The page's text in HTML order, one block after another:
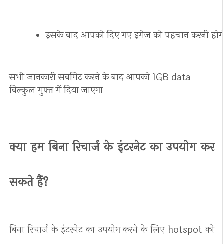
इसके बाद आपको दिए गए इमेज को पहचान करनी
सभी जानकारी सबमिट करने के बाद आपको 1GB data
बिल्कुल मुफ्त में दिया जाएगा
क्या हम बिना रिचार्ज के इंटरनेट का उपयोग कर
सकते हैं?
बिना रिचार्ज के इंटरनेट का उपयोग करने के लिए hotspot को